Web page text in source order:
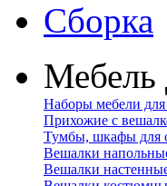
Сборка
Мебель
Наборы мебели
Прихожие с
Тумбы, шкафы для
Вешалки
Вешалки